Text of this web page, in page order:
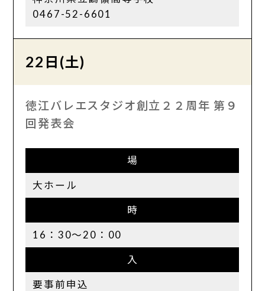
0467-52-6601
22日(土)
徳江バレエスタジオ創立２２周年 第９
回発表会
場
大ホール
時
16：30～20：00
入
要事前申込